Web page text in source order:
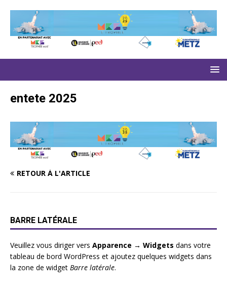
entete 2025
RETOUR À L'ARTICLE
BARRE LATÉRALE
Veuillez vous diriger vers Apparence → Widgets dans votre
tableau de bord WordPress et ajoutez quelques widgets dans
la zone de widget Barre latérale.